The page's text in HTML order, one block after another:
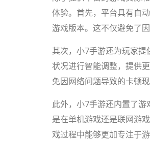
体验。首先，平台具有自
游戏版本。这不仅避免了
其次，小7手游还为玩家
状况进行智能调整，提供
免因网络问题导致的卡顿现
此外，小7手游还内置了
是在单机游戏还是联网游
戏过程中能够更加专注于